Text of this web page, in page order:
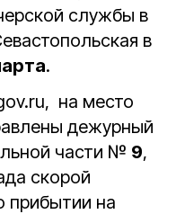
службы в
в
.
на место
дежурный
части № 9,
скорой
прибытии на